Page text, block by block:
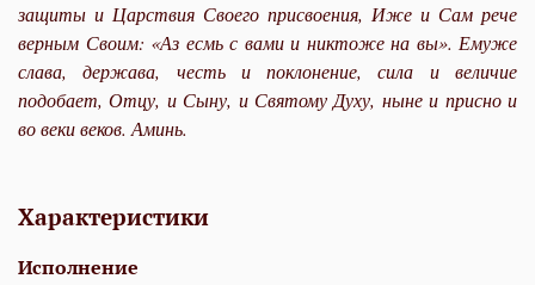
защиты и Царствия Своего присвоения, Иже и Сам рече
верным Своим: «Аз есмь с вами и никтоже на вы». Емуже
слава, держава, честь и поклонение, сила и величие
подобает, Отцу, и Сыну, и Святому Духу, ныне и присно и
во веки веков. Аминь.
Характеристики
Исполнение